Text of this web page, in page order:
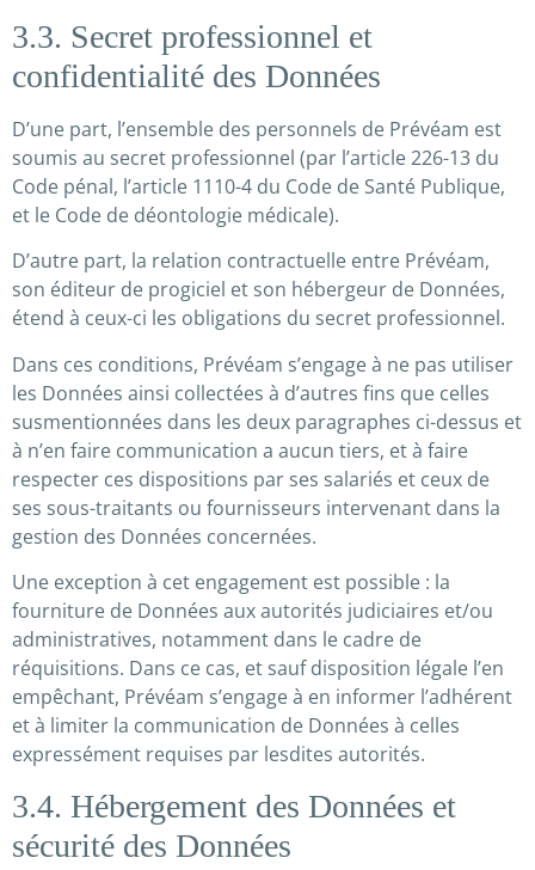
3.3. Secret professionnel et
confidentialité des Données
D’une part, l’ensemble des personnels de Prévéam est
soumis au secret professionnel (par l’article 226-13 du
Code pénal, l’article 1110-4 du Code de Santé Publique,
et le Code de déontologie médicale).
D’autre part, la relation contractuelle entre Prévéam,
son éditeur de progiciel et son hébergeur de Données,
étend à ceux-ci les obligations du secret professionnel.
Dans ces conditions, Prévéam s’engage à ne pas utiliser
les Données ainsi collectées à d’autres fins que celles
susmentionnées dans les deux paragraphes ci-dessus et
à n’en faire communication a aucun tiers, et à faire
respecter ces dispositions par ses salariés et ceux de
ses sous-traitants ou fournisseurs intervenant dans la
gestion des Données concernées.
Une exception à cet engagement est possible : la
fourniture de Données aux autorités judiciaires et/ou
administratives, notamment dans le cadre de
réquisitions. Dans ce cas, et sauf disposition légale l’en
empêchant, Prévéam s’engage à en informer l’adhérent
et à limiter la communication de Données à celles
expressément requises par lesdites autorités.
3.4. Hébergement des Données et
sécurité des Données